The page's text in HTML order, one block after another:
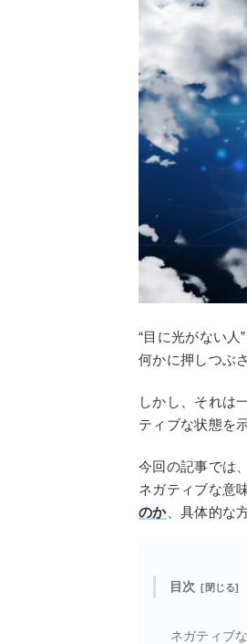
“目に光がない
何かに押しつぶ
しかし、それは
ティブな状態を
今回の記事では、
ネガティブな意
のか、具体的な
目次
ネガティブ